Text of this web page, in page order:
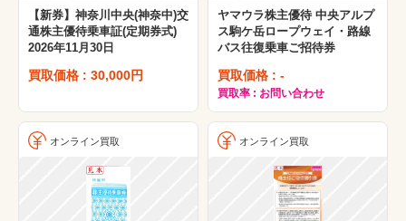
【新券】神奈川中央(神奈中)交
通株主優待乗車証(定期券式)
2026年11月30日
買取価格 : 30,000円
ヤマウラ株主優待 中央アルプ
ス駒ケ岳ロープウェイ・路線
バス往復乗車ご招待券
買取価格 : -
買取率 : お問い合わせ
オンライン買取 オンライン買取